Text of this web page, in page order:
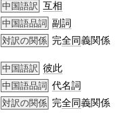
中国語訳 互相
中国語品詞 副詞
対訳の関係 完全同義関係
中国語訳 彼此
中国語品詞 代名詞
対訳の関係 完全同義関係